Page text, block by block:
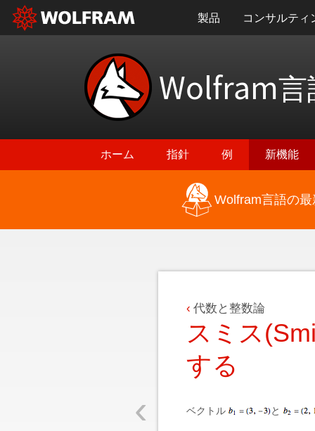
製品 コンサルティ
Wolfram言
ホーム 指針 例 新機能
Wolfram言語の
‹
代数と整数論
スミス
する
ベクトル と